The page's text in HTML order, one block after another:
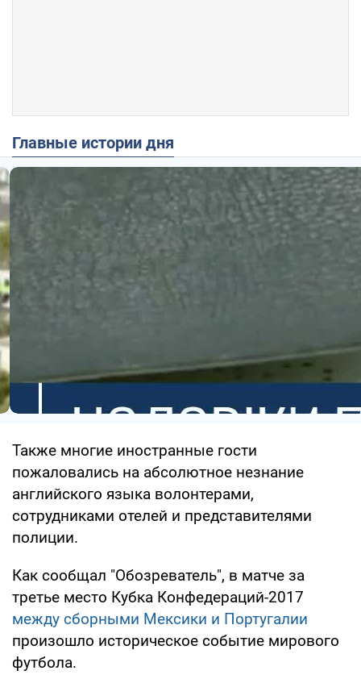
Главные истории дня
Также многие иностранные гости
пожаловались на абсолютное незнание
английского языка волонтерами,
сотрудниками отелей и представителями
полиции.
Как сообщал "Обозреватель", в матче за
третье место Кубка Конфедераций-2017
между сборными Мексики и Португалии
произошло историческое событие мирового
футбола.